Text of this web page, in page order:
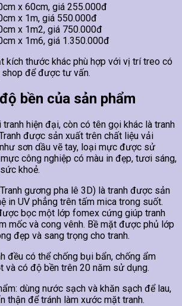
x 60cm, giá 255.000đ
x 1m, giá 550.000đ
x 1m2, giá 750.000đ
x 1m6, giá 1.350.000đ
kích thước khác phù hợp với vị trí treo có
để được tư vấn.
bền của sản phẩm
tranh hiện đại, còn có tên gọi khác là tranh
được sản xuất trên chất liệu vải
sơn dầu vẽ tay, loại mực được sử
công nghiệp có màu in đẹp, tươi sáng,
khoẻ.
gương pha lê 3D) là tranh được sản
in UV phẳng trên tấm mica trong suốt.
bọc một lớp fomex cứng giúp tranh
mốc và cong vênh. Bề mặt được phủ lớp
đẹp và sang trọng cho tranh.
đều có thể chống bụi bẩn, chống ẩm
và có độ bền trên 20 năm sử dụng.
dùng nước sạch và khăn sạch để lau,
thận để tránh làm xước mặt tranh.